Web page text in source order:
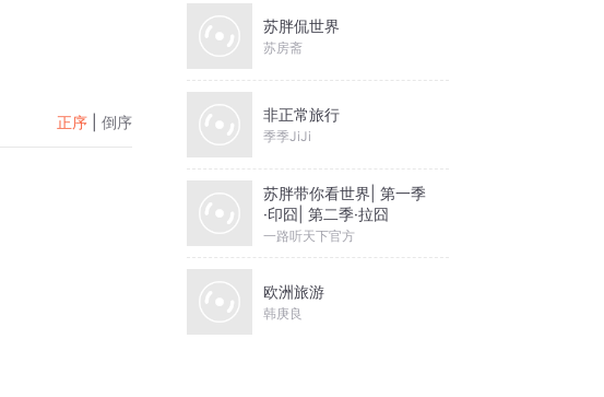
正序 倒序
苏胖侃世界
苏房斋
非正常旅行
季季JiJi
苏胖带你看世界| 第一季
·印囧| 第二季·拉囧
一路听天下官方
欧洲旅游
韩庚良